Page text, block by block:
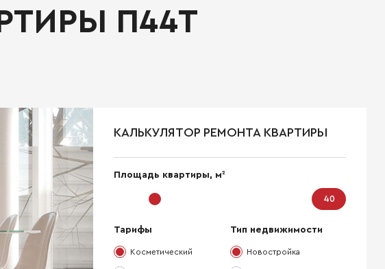
П44Т
КАЛЬКУЛЯТОР РЕМОНТА КВАРТИРЫ
Площадь квартиры, м2
Тарифы
Косметический
Тип недвижимости
Новостройка